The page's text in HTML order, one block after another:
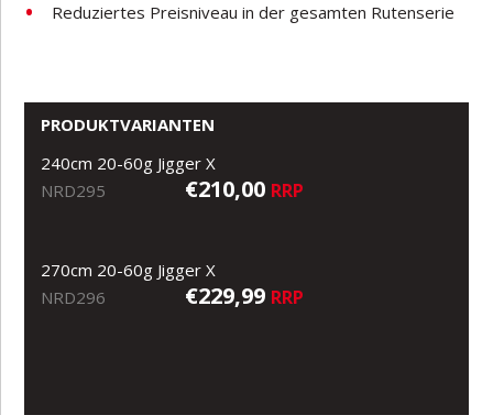
Reduziertes Preisniveau in der gesamten Rutenserie
PRODUKTVARIANTEN
240cm 20-60g Jigger X
NRD295
€210,00 RRP
270cm 20-60g Jigger X
NRD296
€229,99 RRP